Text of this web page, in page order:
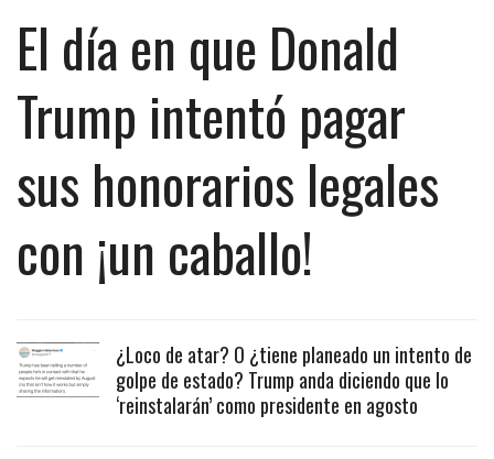
El día en que Donald
Trump intentó pagar
sus honorarios legales
con ¡un caballo!
¿Loco de atar? O ¿tiene planeado un intento de
golpe de estado? Trump anda diciendo que lo
‘reinstalarán’ como presidente en agosto